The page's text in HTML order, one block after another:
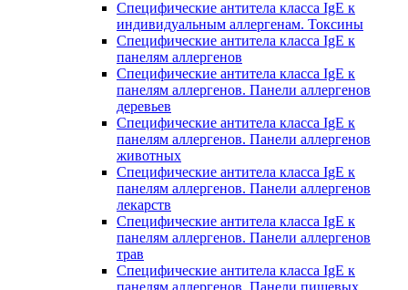
Специфические антитела класса IgE к
индивидуальным аллергенам. Токсины
Специфические антитела класса IgE к
панелям аллергенов
Специфические антитела класса IgE к
панелям аллергенов. Панели аллергенов
деревьев
Специфические антитела класса IgE к
панелям аллергенов. Панели аллергенов
животных
Специфические антитела класса IgE к
панелям аллергенов. Панели аллергенов
лекарств
Специфические антитела класса IgE к
панелям аллергенов. Панели аллергенов
трав
Специфические антитела класса IgE к
панелям аллергенов. Панели пищевых